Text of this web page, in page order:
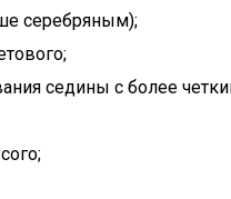
серебряным);
седины с более